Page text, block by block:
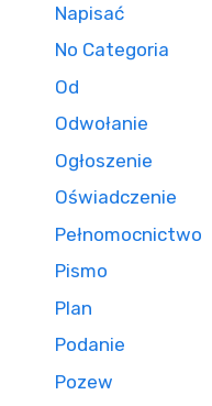
Napisać
No Categoria
Od
Odwołanie
Ogłoszenie
Oświadczenie
Pełnomocnictwo
Pismo
Plan
Podanie
Pozew